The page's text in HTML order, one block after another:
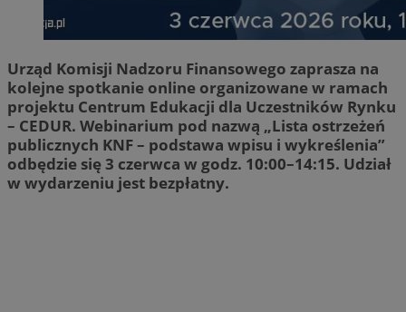
Urząd Komisji Nadzoru Finansowego zaprasza na
kolejne spotkanie online organizowane w ramach
projektu Centrum Edukacji dla Uczestników Rynku
– CEDUR. Webinarium pod nazwą „Lista ostrzeżeń
publicznych KNF – podstawa wpisu i wykreślenia”
odbędzie się 3 czerwca w godz. 10:00–14:15. Udział
w wydarzeniu jest bezpłatny.